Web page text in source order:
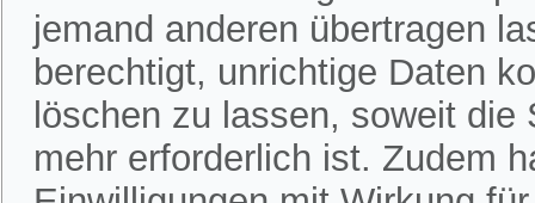
jemand anderen übertragen
berechtigt, unrichtige Daten
löschen zu lassen, soweit
mehr erforderlich ist. Zudem